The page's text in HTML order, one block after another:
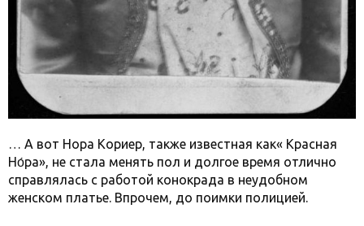
… А вот Нора Кориер, также известная как« Красная
Но́ра», не стала менять пол и долгое время отлично
справлялась с работой конокрада в неудобном
женском платье. Впрочем, до поимки полицией.